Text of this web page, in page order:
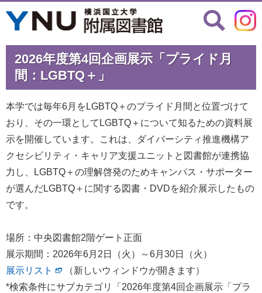
2026年度第4回企画展示「プライド月
間：LGBTQ＋」
本学では毎年6月をLGBTQ＋のプライド月間と位置づけて
おり、その一環としてLGBTQ＋について知るための資料展
示を開催しています。これは、ダイバーシティ推進機構ア
クセシビリティ・キャリア支援ユニットと図書館が連携協
力し、LGBTQ＋の理解啓発のためキャンパス・サポーター
が選んだLGBTQ＋に関する図書・DVDを紹介展示したもの
です。
場所：中央図書館2階ゲート正面
展示期間：2026年6月2日（火）～6月30日（火）
展示リスト
（新しいウィンドウが開きます）
*検索条件にサブカテゴリ「2026年度第4回企画展示「プラ